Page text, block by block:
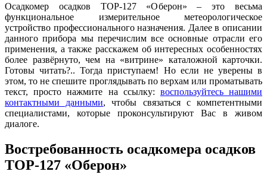
Осадкомер осадков ТОР-127 «Оберон» – это весьма
функциональное измерительное метеорологическое
устройство профессионального назначения. Далее в описании
данного прибора мы перечислим все основные отрасли его
применения, а также расскажем об интересных особенностях
более развёрнуто, чем на «витрине» каталожной карточки.
Готовы читать?.. Тогда приступаем! Но если не уверены в
этом, то не спешите проглядывать по верхам или проматывать
текст, просто нажмите на ссылку: воспользуйтесь нашими
контактными данными, чтобы связаться с компетентными
специалистами, которые проконсультируют Вас в живом
диалоге.
Востребованность осадкомера осадков
ТОР-127 «Оберон»